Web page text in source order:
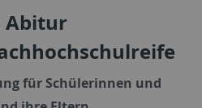
Abitur
für Schülerinnen und